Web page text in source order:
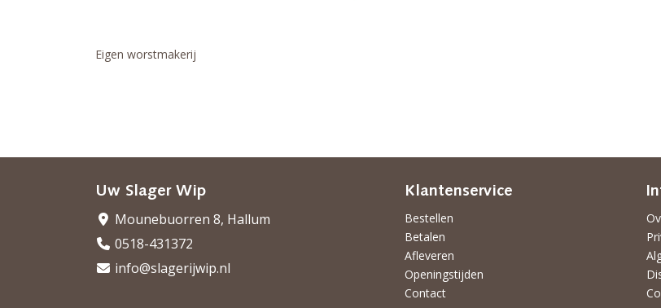
Eigen worstmakerij
Uw Slager Wip
Mounebuorren 8, Hallum
0518-431372
info@slagerijwip.nl
Klantenservice
Bestellen
Betalen
Afleveren
Openingstijden
Contact